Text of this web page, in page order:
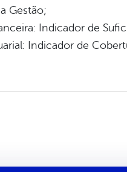
Gestão;
Indicador de
Indicador de